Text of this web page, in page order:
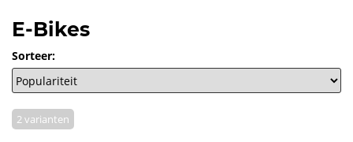
E-Bikes
Sorteer:
2 varianten